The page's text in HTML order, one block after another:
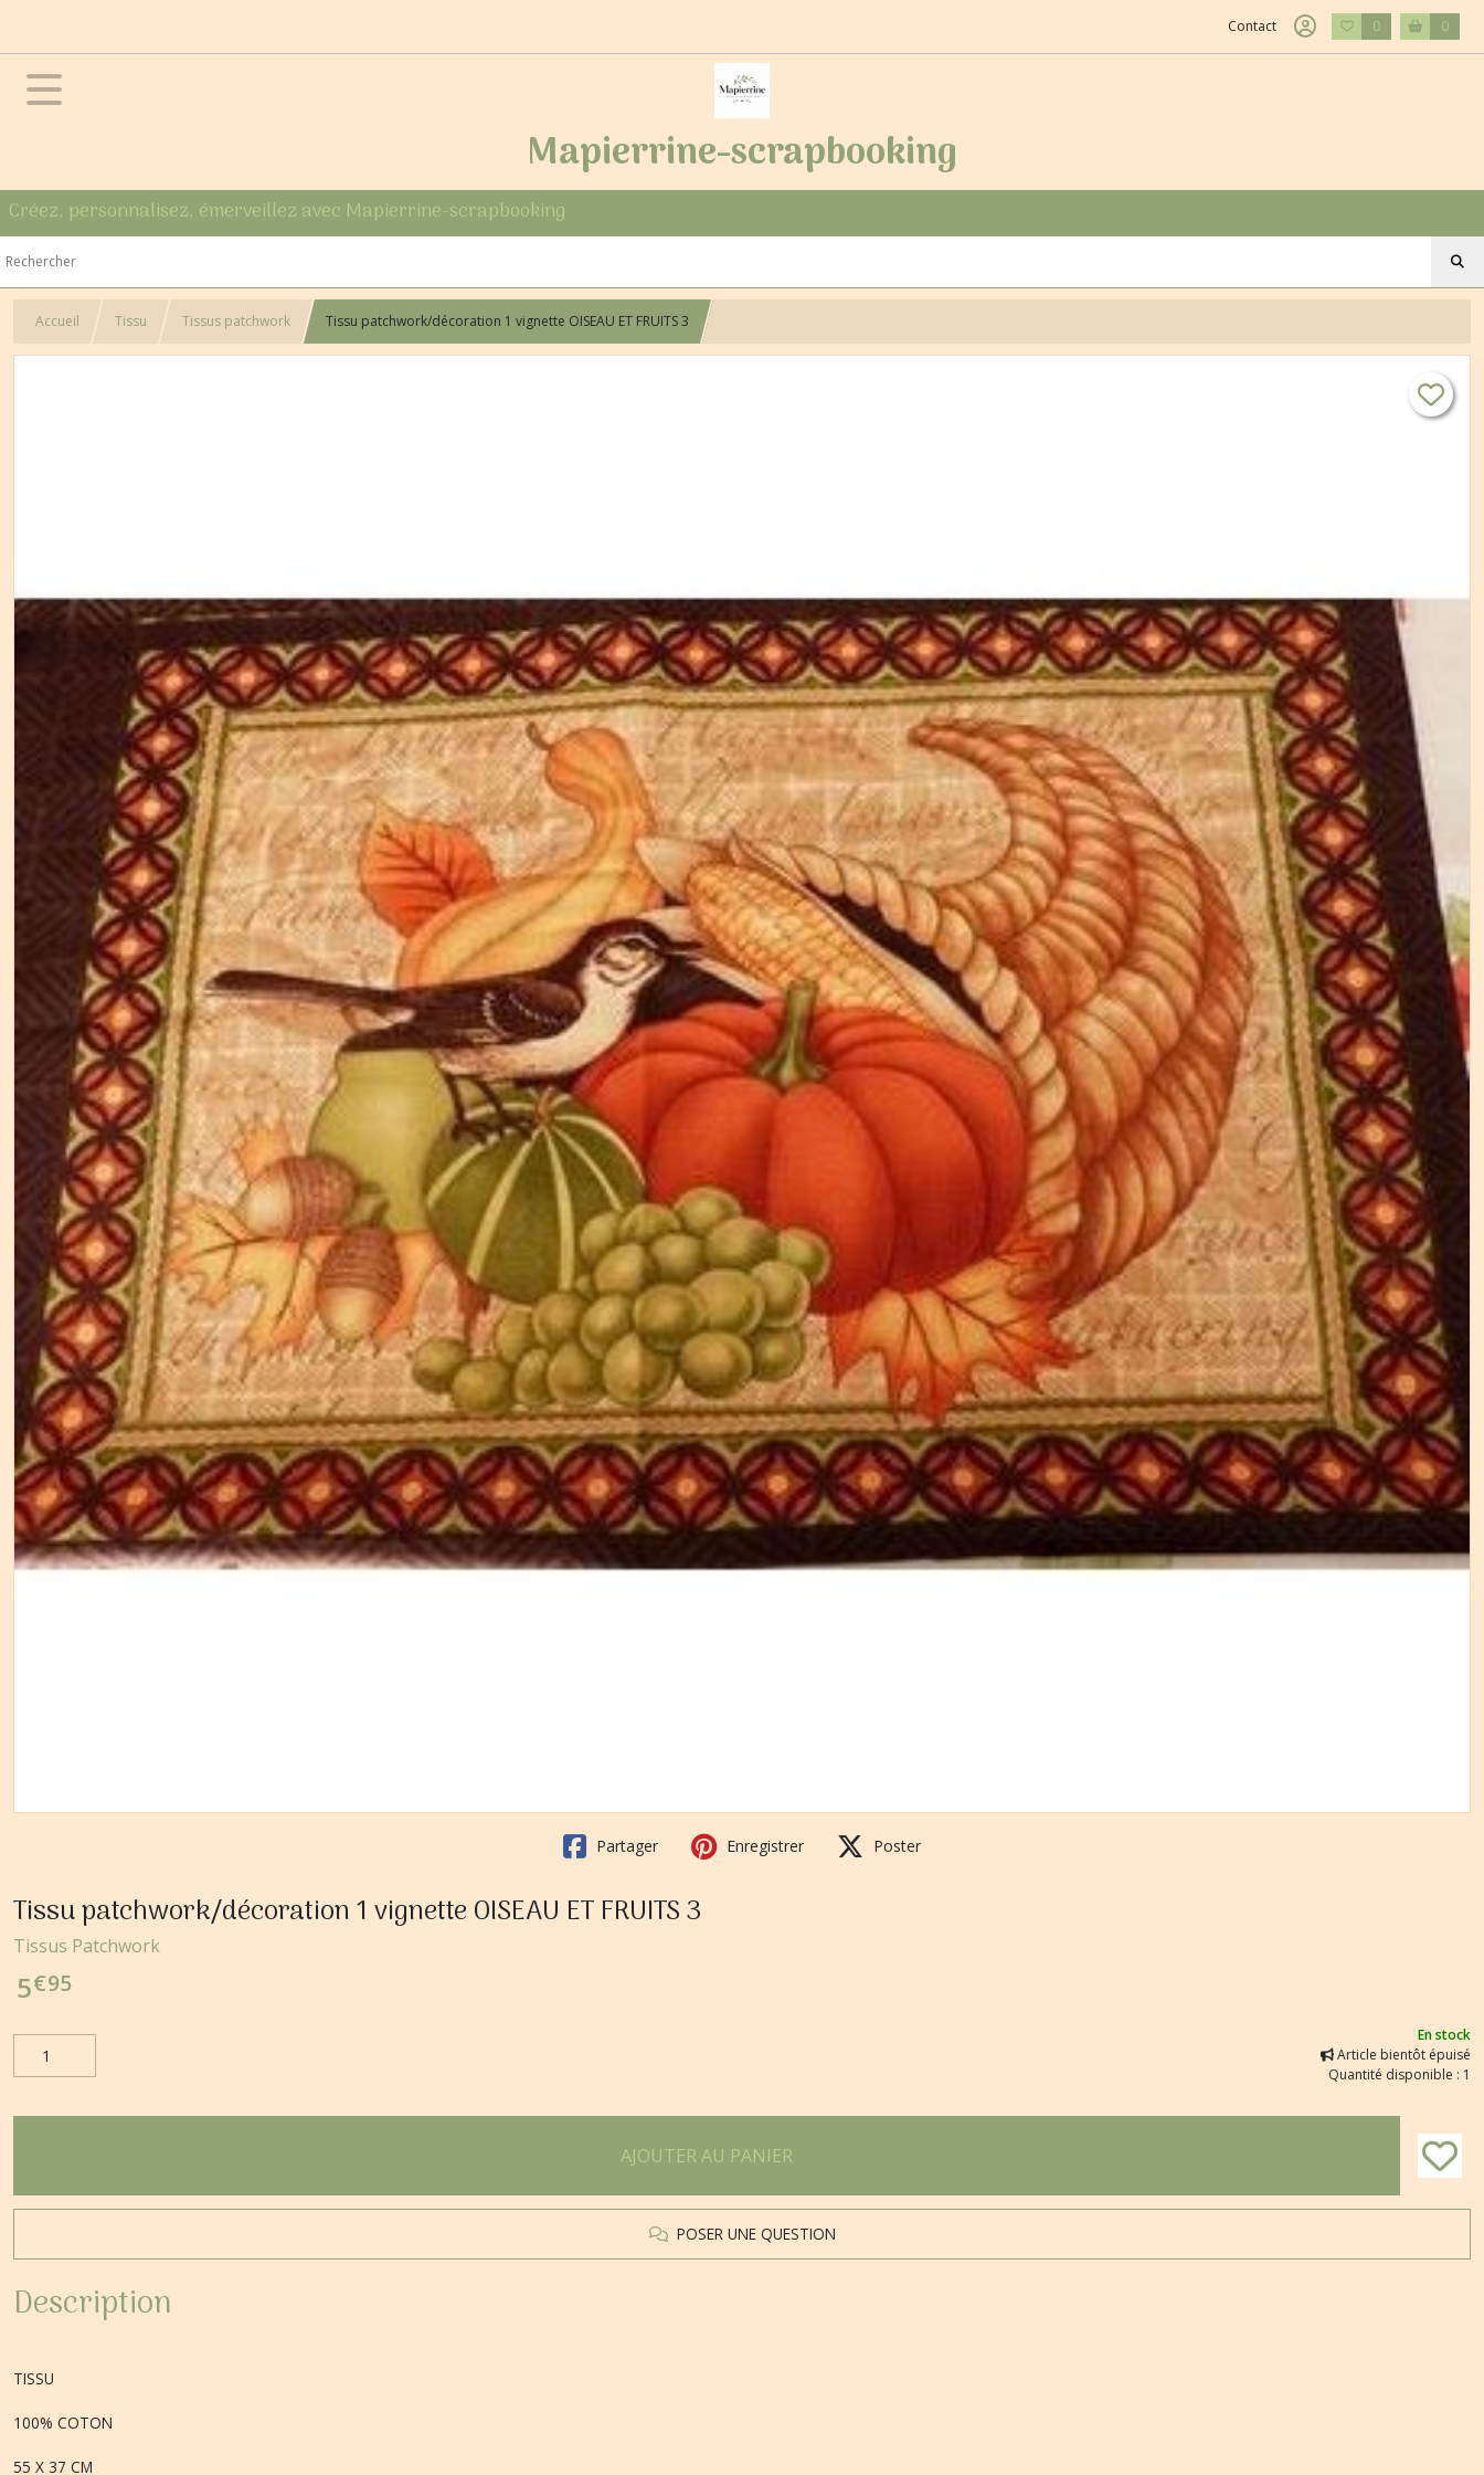
Contact 0 0
Mapierrine-scrapbooking
Créez, personnalisez, émerveillez avec Mapierrine-scrapbooking
Accueil Tissu Tissus patchwork Tissu patchwork/décoration 1 vignette OISEAU ET FRUITS 3
Partager Enregistrer Poster
Tissu patchwork/décoration 1 vignette OISEAU ET FRUITS 3
Tissus Patchwork
5€95
En stock
Article bientôt épuisé
Quantité disponible : 1
AJOUTER AU PANIER
POSER UNE QUESTION
Description
TISSU
100% COTON
55 X 37 CM